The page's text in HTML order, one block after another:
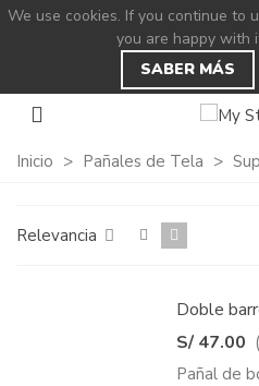
Añadir a la
((title))
((modalTitle))
Iniciar sesión
Debe iniciar sesión para
su lista de deseos.
We use cookies. If you continue to
you are happy with
SABER MÁS
Inicio > Pañales de Tela >
Relevancia
Doble
S/ 47.00
Pañal de